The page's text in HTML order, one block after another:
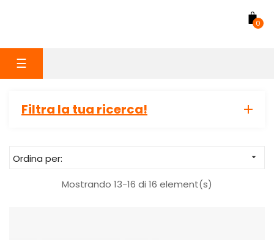
0
navigazione
☰
Filtra la tua ricerca!
Ordina per: 
Mostrando 13-16 di 16 element(s)